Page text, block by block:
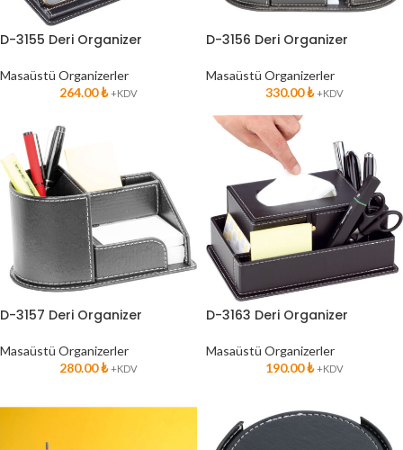
D-3155 Deri Organizer
Masaüstü Organizerler
264.00₺ +KDV
D-3156 Deri Organizer
Masaüstü Organizerler
330.00₺ +KDV
D-3157 Deri Organizer
Masaüstü Organizerler
280.00₺ +KDV
D-3163 Deri Organizer
Masaüstü Organizerler
190.00₺ +KDV